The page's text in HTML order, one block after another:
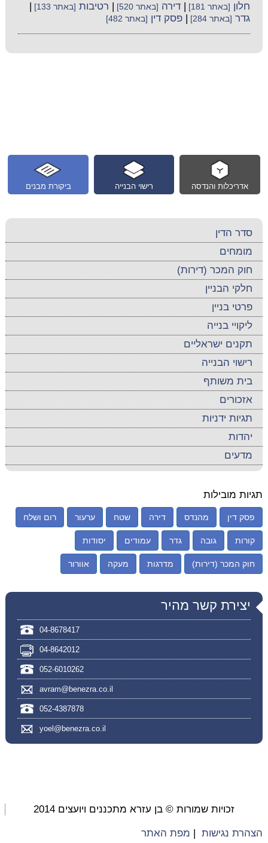
חלון [באתר 181] |דירה [באתר 520] רטיבות [באתר 133]
גדר [באתר 284] |פסק דין [באתר 482]
ביקורת מבנים רישוי הבנייה אדריכלות והנדסה
סדר הדין
מומחים
חוק המכר (דירות)
חלקי הבניין
פרטי בניין
ליקויי בנייה
תקנים ישראליים
רישוי הבנייה
בית משותף
אזכורים
תגיות ידניות
יהדות
מדעים
תגיות מובילות
פסק דין מהנדס דירה שטח ערעור רום ושלח
קורות גובה גדר עמודים יסודות
חוק המכר (דירות) מדרגות מעקה אוורור
יצירת קשר מהיר
04-8678417
04-8642012
052-6010262
avram@benezra.co.il
052-4387878
yoel@benezra.co.il
זכויות שמורות © בן עזרא מתכננים ויועצים 2014
הצהרת נגישות| מפת האתר